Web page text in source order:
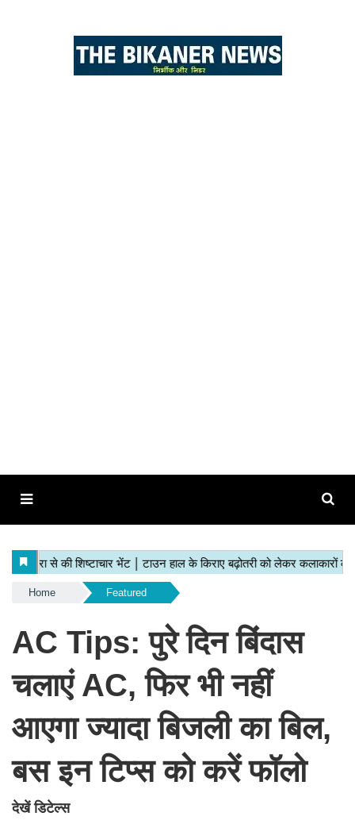
Home Featured
AC Tips: पुरे दिन बिंदास
चलाएं AC, फिर भी नहीं
आएगा ज्यादा बिजली का बिल,
बस इन टिप्स को करें फॉलो
देखें डिटेल्स